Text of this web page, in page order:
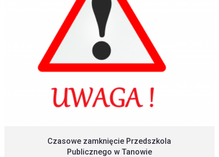
Czasowe zamknięcie Przedszkola
Publicznego w Tanowie